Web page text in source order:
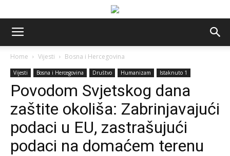
Home Vijesti Bosna i Hercegovina
Vijesti Bosna i Hercegovina Društvo Humanizam Istaknuto 1
Povodom Svjetskog dana
zaštite okoliša: Zabrinjavajući
podaci u EU, zastrašujući
podaci na domaćem terenu